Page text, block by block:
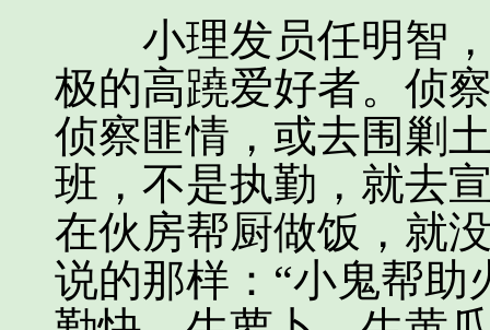
小理发员任明智，
极的高蹺爱好者。侦
侦察匪情，或去围剿
班，不是执勤，就去
在伙房帮厨做饭，就
说的那样：“小鬼帮